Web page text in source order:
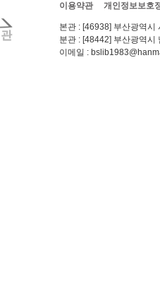
이용약관 개인정보보호
본관 : [46938] 부산광역
분관 : [48442] 부산광역
이메일 :